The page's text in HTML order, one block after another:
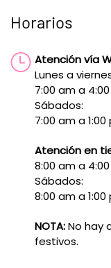
Horarios
Atención vía
Lunes a
7:00 am a
Sábados:
7:00 am a 1:00
Atención en
8:00 am a
Sábados:
8:00 am a 1:00
NOTA:No hay
festivos.